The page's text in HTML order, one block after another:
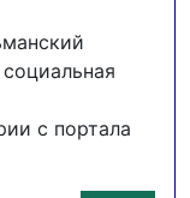
с портала